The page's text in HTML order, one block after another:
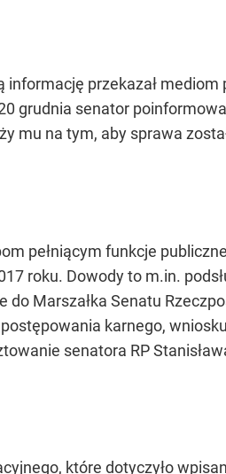
informację przekazał mediom
grudnia senator
mu na tym, aby sprawa
pełniącym funkcje
roku. Dowody to m.in.
Marszałka Senatu
karnego,
senatora RP
które dotyczyło